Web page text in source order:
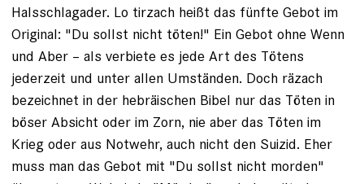
Halsschlag­ader. Lo tirzach heißt das fünfte Gebot im
Original: "Du sollst nicht töten!" Ein Gebot ohne Wenn
und Aber – als verbiete es jede Art des Tötens
jederzeit und ­unter ­allen Umständen. Doch räzach
bezeichnet in der hebräischen Bibel nur das Töten in
böser Absicht oder im Zorn, nie aber das Töten im
Krieg oder aus Notwehr, auch nicht den Sui­zid. Eher
muss man das Gebot mit "Du sollst nicht morden"